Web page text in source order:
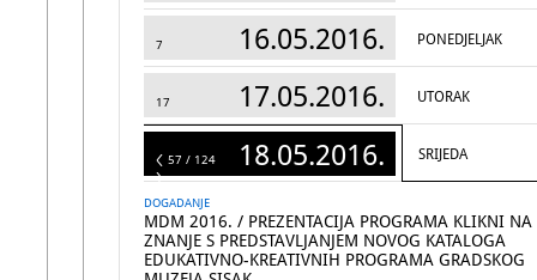
7 16.05.2016. PONEDJELJAK
17 17.05.2016. UTORAK
124 18.05.2016. SRIJEDA
57 / 124
DOGADANJE
MDM 2016. / PREZENTACIJA PROGRAMA KLIKNI NA
ZNANJE S PREDSTAVLJANJEM NOVOG KATALOGA
EDUKATIVNO-KREATIVNIH PROGRAMA GRADSKOG